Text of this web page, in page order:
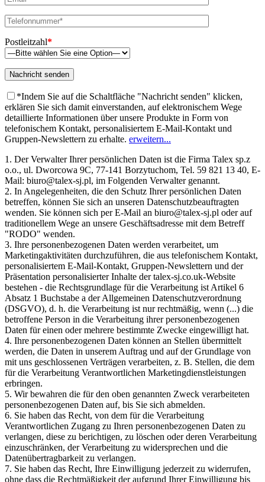
Postleitzahl*
*Indem Sie auf die Schaltfläche "Nachricht senden" klicken,
erklären Sie sich damit einverstanden, auf elektronischem Wege
detaillierte Informationen über unsere Produkte in Form von
telefonischem Kontakt, personalisiertem E-Mail-Kontakt und
Gruppen-Newslettern zu erhalte. erweitern...
1. Der Verwalter Ihrer persönlichen Daten ist die Firma Talex sp.z
o.o., ul. Dworcowa 9C, 77-141 Borzytuchom, Tel. 59 821 13 40, E-
Mail: biuro@talex-sj.pl, im Folgenden Verwalter genannt.
2. In Angelegenheiten, die den Schutz Ihrer persönlichen Daten
betreffen, können Sie sich an unseren Datenschutzbeauftragten
wenden. Sie können sich per E-Mail an biuro@talex-sj.pl oder auf
traditionellem Wege an unsere Geschäftsadresse mit dem Betreff
"RODO" wenden.
3. Ihre personenbezogenen Daten werden verarbeitet, um
Marketingaktivitäten durchzuführen, die aus telefonischem Kontakt,
personalisiertem E-Mail-Kontakt, Gruppen-Newslettern und der
Präsentation personalisierter Inhalte der talex-sj.co.uk-Website
bestehen - die Rechtsgrundlage für die Verarbeitung ist Artikel 6
Absatz 1 Buchstabe a der Allgemeinen Datenschutzverordnung
(DSGVO), d. h. die Verarbeitung ist nur rechtmäßig, wenn (...) die
betroffene Person in die Verarbeitung ihrer personenbezogenen
Daten für einen oder mehrere bestimmte Zwecke eingewilligt hat.
4. Ihre personenbezogenen Daten können an Stellen übermittelt
werden, die Daten in unserem Auftrag und auf der Grundlage von
mit uns geschlossenen Verträgen verarbeiten, z. B. Stellen, die dem
für die Verarbeitung Verantwortlichen Marketingdienstleistungen
erbringen.
5. Wir bewahren die für den oben genannten Zweck verarbeiteten
personenbezogenen Daten auf, bis Sie sich abmelden.
6. Sie haben das Recht, von dem für die Verarbeitung
Verantwortlichen Zugang zu Ihren personenbezogenen Daten zu
verlangen, diese zu berichtigen, zu löschen oder deren Verarbeitung
einzuschränken, der Verarbeitung zu widersprechen und die
Datenübertragbarkeit zu verlangen.
7. Sie haben das Recht, Ihre Einwilligung jederzeit zu widerrufen,
ohne dass die Rechtmäßigkeit der aufgrund Ihrer Einwilligung bis